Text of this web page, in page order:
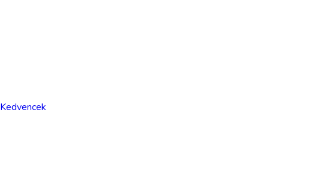
Kedvencek